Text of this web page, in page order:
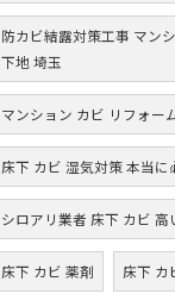
防カビ結露対策工事 マン
下地 埼玉
マンション カビ リフォー
床下 カビ 湿気対策 本当に
シロアリ業者 床下 カビ 高
床下 カビ 薬剤 床下 カ